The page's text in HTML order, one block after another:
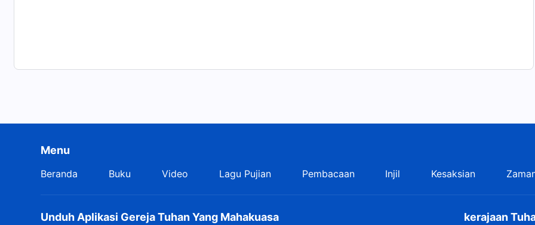
Menu
Beranda Buku Video Lagu Pujian Pembacaan Injil Kesaksian
Unduh Aplikasi Gereja Tuhan Yang Mahakuasa kerajaan